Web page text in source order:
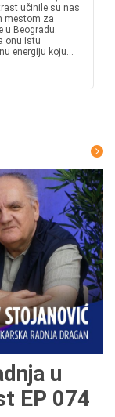
učinile su nas
mestom za
u Beogradu.
onu istu
energiju koju...
u
EP 074